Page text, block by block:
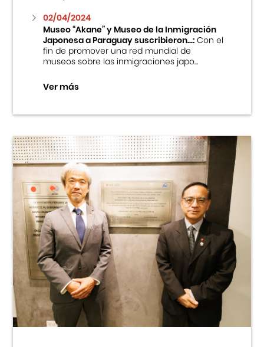
02/04/2024
Museo “Akane” y Museo de la Inmigración
Japonesa a Paraguay suscribieron...:Con el
fin de promover una red mundial de
museos sobre las inmigraciones japo...
Ver más